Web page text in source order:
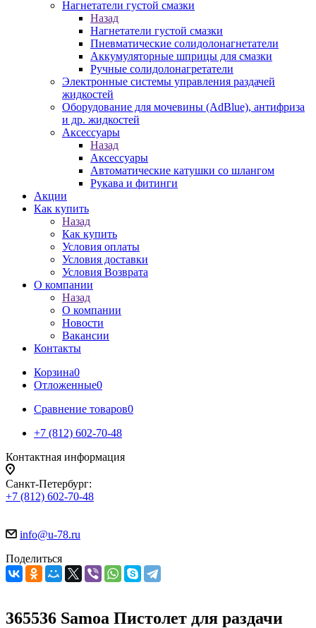
Нагнетатели густой смазки
Назад
Нагнетатели густой смазки
Пневматические солидолонагнетатели
Аккумуляторные шприцы для смазки
Ручные солидолонагретатели
Электронные системы управления раздачей
жидкостей
Оборудование для мочевины (AdBlue), антифриза
и др. жидкостей
Аксессуары
Назад
Аксессуары
Автоматические катушки со шлангом
Рукава и фитинги
Акции
Как купить
Назад
Как купить
Условия оплаты
Условия доставки
Условия Возврата
О компании
Назад
О компании
Новости
Вакансии
Контакты
Корзина0
Отложенные0
Сравнение товаров0
+7 (812) 602-70-48
Контактная информация
Санкт-Петербург:
+7 (812) 602-70-48
info@u-78.ru
Поделиться
365536 Samoa Пистолет для раздачи